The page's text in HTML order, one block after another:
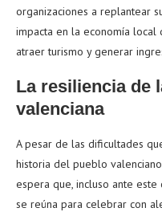
organizaciones a replantear
impacta en la economía
atraer turismo y generar
La resiliencia de
valenciana
A pesar de las dificultades
historia del pueblo
espera que, incluso ante
se reúna para celebrar con